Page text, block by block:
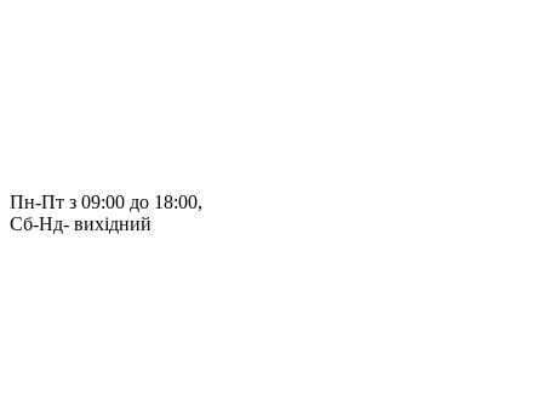
Пн-Пт з 09:00 до 18:00,
Сб-Нд- вихідний